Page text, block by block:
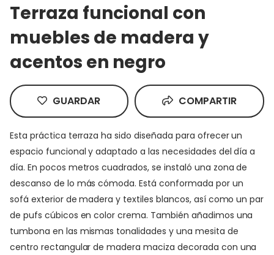
Terraza funcional con
muebles de madera y
acentos en negro
GUARDAR COMPARTIR
Esta práctica terraza ha sido diseñada para ofrecer un
espacio funcional y adaptado a las necesidades del día a
día. En pocos metros cuadrados, se instaló una zona de
descanso de lo más cómoda. Está conformada por un
sofá exterior de madera y textiles blancos, así como un par
de pufs cúbicos en color crema. También añadimos una
tumbona en las mismas tonalidades y una mesita de
centro rectangular de madera maciza decorada con una